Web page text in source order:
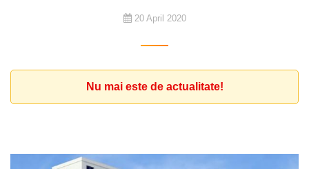
20 April 2020
Nu mai este de actualitate!